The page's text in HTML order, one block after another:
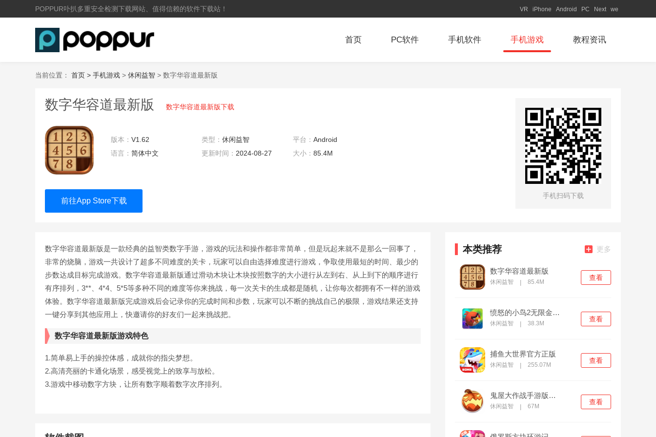
POPPUR卟扒多重安全检测下载网站、值得信赖的软件下载站！ VR iPhone Android PC Next we
首页 PC软件 手机软件 手机游戏 教程资讯
当前位置： 首页 > 手机游戏 > 休闲益智 > 数字华容道最新版
数字华容道最新版 数字华容道最新版下载
版本： V1.62 类型：休闲益智 平台： Android
语言： 简体中文 更新时间： 2024-08-27
大小： 85.4M
前往App Store下载
手机扫码下载
数字华容道最新版是一款经典的益智类数字手游，游戏的玩法和操作都非常简单，但是玩起来就不是那么一回事了，
非常的烧脑，游戏一共设计了超多不同难度的关卡，玩家可以自由选择难度进行游戏，争取使用最短的时间、最少的
步数达成目标完成游戏。数字华容道最新版通过滑动木块让木块按照数字的大小进行从左到右、从上到下的顺序进行
有序排列，3**、4*4、5*5等多种不同的难度等你来挑战，每一次关卡的生成都是随机，让你每次都拥有不一样的游戏
体验。数字华容道最新版完成游戏后会记录你的完成时间和步数，玩家可以不断的挑战自己的极限，游戏结果还支持
一键分享到其他应用上，快邀请你的好友们一起来挑战把。
数字华容道最新版游戏特色
1.简单易上手的操控体感，成就你的指尖梦想。
2.高清亮丽的卡通化场景，感受视觉上的致享与放松。
3.游戏中移动数字方块，让所有数字顺着数字次序排列。
本类推荐 更多
数字华容道最新版
休闲益智 85.4M
查看
愤怒的小鸟2无限金币钻石版
休闲益智 38.3M
查看
捕鱼大世界官方正版
休闲益智 255.07M
查看
鬼屋大作战手游版下载
休闲益智 67M
查看